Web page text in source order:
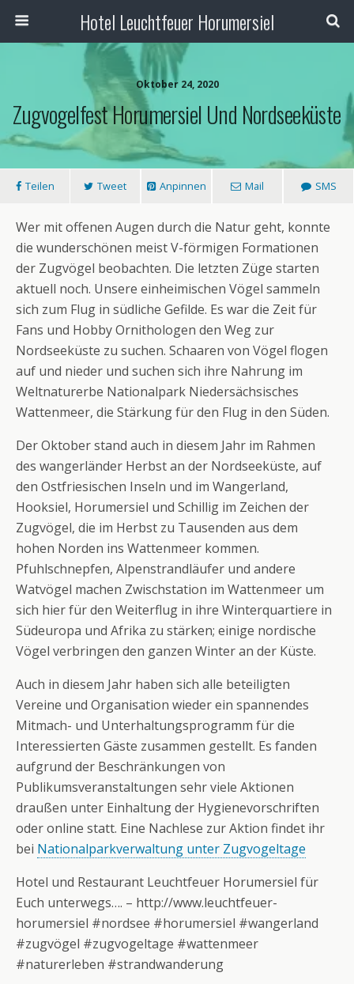
Hotel Leuchtfeuer Horumersiel
Oktober 24, 2020
Zugvogelfest Horumersiel Und Nordseeküste
Teilen Tweet Anpinnen Mail SMS
Wer mit offenen Augen durch die Natur geht, konnte
die wunderschönen meist V-förmigen Formationen
der Zugvögel beobachten. Die letzten Züge starten
aktuell noch. Unsere einheimischen Vögel sammeln
sich zum Flug in südliche Gefilde. Es war die Zeit für
Fans und Hobby Ornithologen den Weg zur
Nordseeküste zu suchen. Schaaren von Vögel flogen
auf und nieder und suchen sich ihre Nahrung im
Weltnaturerbe Nationalpark Niedersächsisches
Wattenmeer, die Stärkung für den Flug in den Süden.
Der Oktober stand auch in diesem Jahr im Rahmen
des wangerländer Herbst an der Nordseeküste, auf
den Ostfriesischen Inseln und im Wangerland,
Hooksiel, Horumersiel und Schillig im Zeichen der
Zugvögel, die im Herbst zu Tausenden aus dem
hohen Norden ins Wattenmeer kommen.
Pfuhlschnepfen, Alpenstrandläufer und andere
Watvögel machen Zwischstation im Wattenmeer um
sich hier für den Weiterflug in ihre Winterquartiere in
Südeuropa und Afrika zu stärken; einige nordische
Vögel verbringen den ganzen Winter an der Küste.
Auch in diesem Jahr haben sich alle beteiligten
Vereine und Organisation wieder ein spannendes
Mitmach- und Unterhaltungsprogramm für die
Interessierten Gäste zusammen gestellt. Es fanden
aufgrund der Beschränkungen von
Publikumsveranstaltungen sehr viele Aktionen
draußen unter Einhaltung der Hygienevorschriften
oder online statt. Eine Nachlese zur Aktion findet ihr
bei Nationalparkverwaltung unter Zugvogeltage
Hotel und Restaurant Leuchtfeuer Horumersiel für
Euch unterwegs…. – http://www.leuchtfeuer-
horumersiel #nordsee #horumersiel #wangerland
#zugvögel #zugvogeltage #wattenmeer
#naturerleben #strandwanderung